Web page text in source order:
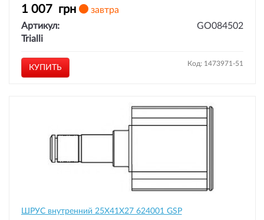
1 007 грн
завтра
Артикул:
GO084502
Trialli
КУПИТЬ Код: 1473971-51
ШРУС внутренний 25X41X27 624001 GSP